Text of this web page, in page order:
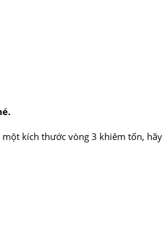
kích thước vòng 3 khiêm tốn, hãy